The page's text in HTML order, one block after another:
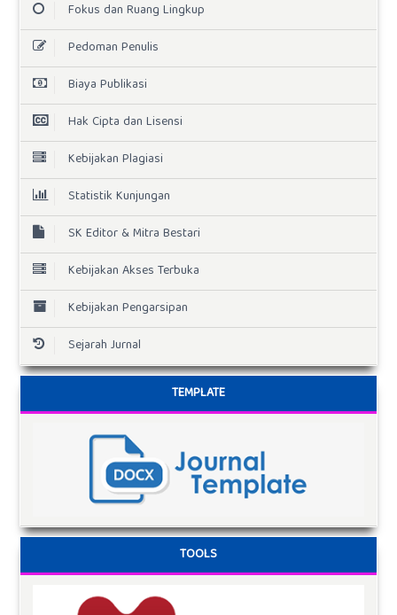
Fokus dan Ruang Lingkup
Pedoman Penulis
Biaya Publikasi
Hak Cipta dan Lisensi
Kebijakan Plagiasi
Statistik Kunjungan
SK Editor & Mitra Bestari
Kebijakan Akses Terbuka
Kebijakan Pengarsipan
Sejarah Jurnal
TEMPLATE
TOOLS